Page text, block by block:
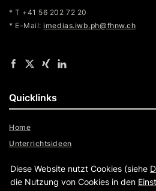
* T +41 56 202 72 20
* E-Mail:imedias.iwb.ph@fhnw.ch
Quicklinks
Home
Unterrichtsideen
Diese Website nutzt Cookies (siehe
die Nutzung von Cookies in den